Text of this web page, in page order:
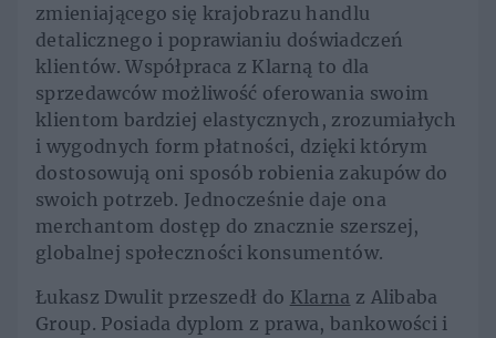
zmieniającego się krajobrazu handlu
detalicznego i poprawianiu doświadczeń
klientów. Współpraca z Klarną to dla
sprzedawców możliwość oferowania swoim
klientom bardziej elastycznych, zrozumiałych
i wygodnych form płatności, dzięki którym
dostosowują oni sposób robienia zakupów do
swoich potrzeb. Jednocześnie daje ona
merchantom dostęp do znacznie szerszej,
globalnej społeczności konsumentów.
Łukasz Dwulit przeszedł do Klarna z Alibaba
Group. Posiada dyplom z prawa, bankowości i